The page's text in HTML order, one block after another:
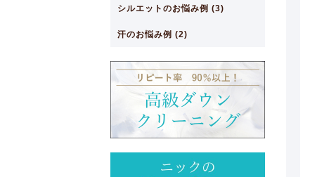
シルエットのお悩み例 (3)
汗のお悩み例 (2)